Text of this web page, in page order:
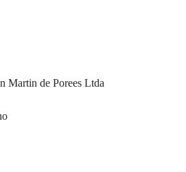
Martin de Porees Ltda